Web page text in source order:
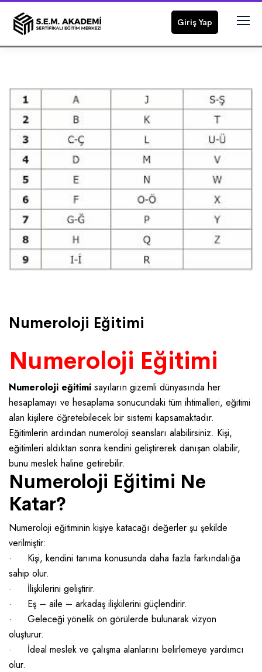
Giriş Yap
Numeroloji Eğitimi
Numeroloji Eğitimi
Numeroloji eğitimi sayıların gizemli dünyasında her
hesaplamayı ve hesaplama sonucundaki tüm ihtimalleri, eğitimi
alan kişilere öğretebilecek bir sistemi kapsamaktadır.
Eğitimlerin ardından numeroloji seansları alabilirsiniz. Kişi,
eğitimleri aldıktan sonra kendini geliştirerek danışan olabilir,
bunu meslek haline getirebilir.
Numeroloji Eğitimi Ne
Katar?
Numeroloji eğitiminin kişiye katacağı değerler şu şekilde
verilmiştir:
·
Kişi, kendini tanıma konusunda daha fazla farkındalığa
sahip olur.
·
İlişkilerini geliştirir.
·
Eş – aile – arkadaş ilişkilerini güçlendirir.
·
Geleceği yönelik ön görülerde bulunarak vizyon
oluşturur.
·
İdeal meslek ve çalışma alanlarını belirlemeye yardımcı
olur.